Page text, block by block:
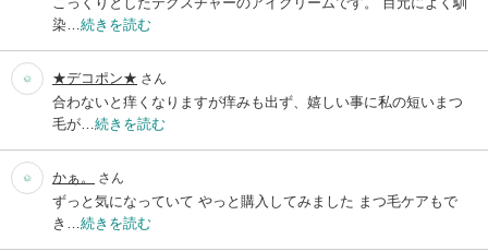
染… 続きを読む
★デコポン★ さん
合わないと痒くなりますが痒みも出ず、嬉しい事に私の短いまつ
毛が… 続きを読む
かぁ。 さん
ずっと気になっていて やっと購入してみました まつ毛ケアもで
き… 続きを読む